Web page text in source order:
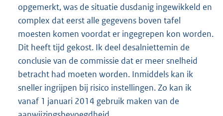
opgemerkt, was de situatie dusdanig ingewikkeld en
complex dat eerst alle gegevens boven tafel
moesten komen voordat er ingegrepen kon worden.
Dit heeft tijd gekost. Ik deel desalniettemin de
conclusie van de commissie dat er meer snelheid
betracht had moeten worden. Inmiddels kan ik
sneller ingrijpen bij risico instellingen. Zo kan ik
vanaf 1 januari 2014 gebruik maken van de